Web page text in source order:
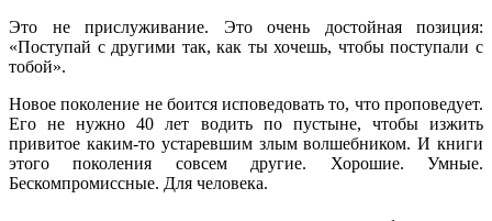
Это не прислуживание. Это очень достойная позиция:
«Поступай с другими так, как ты хочешь, чтобы поступали с
тобой».
Новое поколение не боится исповедовать то, что проповедует.
Его не нужно 40 лет водить по пустыне, чтобы изжить
привитое каким-то устаревшим злым волшебником. И книги
этого поколения совсем другие. Хорошие. Умные.
Бескомпромиссные. Для человека.